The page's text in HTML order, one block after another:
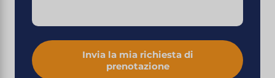
Invia la mia richiesta di
prenotazione